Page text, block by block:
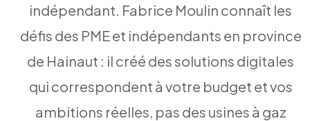
indépendant. Fabrice Moulin connaît les
défis des PME et indépendants en province
de Hainaut : il créé des solutions digitales
qui correspondent à votre budget et vos
ambitions réelles, pas des usines à gaz